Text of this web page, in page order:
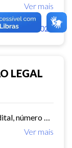
Ver mais
21/08/2024
LEGAL
Ver mais